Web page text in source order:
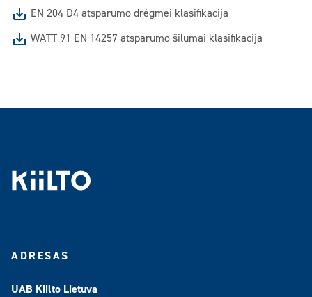
EN 204 D4 atsparumo drėgmei klasifikacija
WATT 91 EN 14257 atsparumo šilumai klasifikacija
ADRESAS
UAB Kiilto Lietuva